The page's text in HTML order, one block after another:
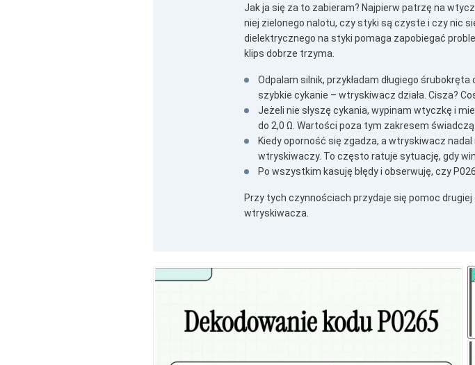
Jak ja się za to zabieram? Najpierw patrzę na
niej zielonego nalotu, czy styki są czyste i czy nic
dielektrycznego na styki pomaga zapobiegać
klips dobrze trzyma.
Odpalam silnik, przykładam długiego
szybkie cykanie – wtryskiwacz działa. Cisza?
Jeżeli nie słyszę cykania, wypinam wtyczkę i
do 2,0 Ω. Wartości poza tym zakresem
Kiedy oporność się zgadza, a wtryskiwacz
wtryskiwaczy. To często ratuje sytuację, gdy
Po wszystkim kasuję błędy i obserwuję, czy
Przy tych czynnościach przydaje się pomoc
wtryskiwacza.